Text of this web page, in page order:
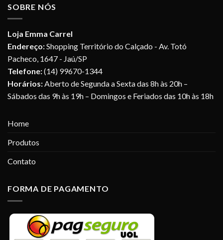
SOBRE NÓS
Loja Emma Carrel
Endereço:Shopping Território do Calçado - Av. Totó
Pacheco, 1647 - Jaú/SP
Telefone:(14) 99670-1344
Horários:Aberto de Segunda a Sexta das 8h às 20h –
Sábados das 9h às 19h – Domingos e Feriados das 10h às 18h
Home
Produtos
Contato
FORMA DE PAGAMENTO